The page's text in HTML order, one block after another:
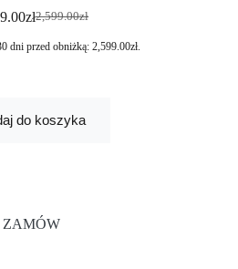
2,599.00zł
zł
dni przed obniżką:2,599.00zł.
do koszyka
ZAMÓW